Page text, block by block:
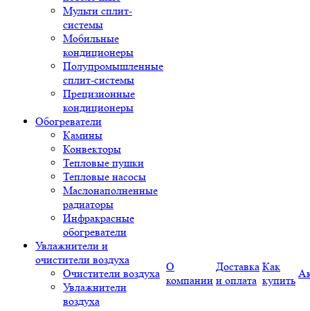
Мульти сплит-
системы
Мобильные
кондиционеры
Полупромышленные
сплит-системы
Прецизионные
кондиционеры
Обогреватели
Камины
Конвекторы
Тепловые пушки
Тепловые насосы
Маслонаполненные
радиаторы
Инфракрасные
обогреватели
Увлажнители и
очистители воздуха
Очистители воздуха
Увлажнители
воздуха
О
компании
Доставка
и оплата
Как
купить